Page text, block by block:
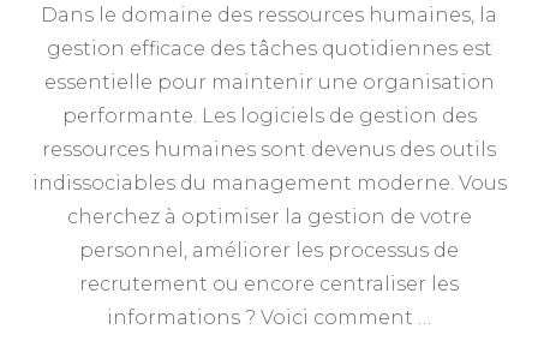
Dans le domaine des ressources humaines, la
gestion efficace des tâches quotidiennes est
essentielle pour maintenir une organisation
performante. Les logiciels de gestion des
ressources humaines sont devenus des outils
indissociables du management moderne. Vous
cherchez à optimiser la gestion de votre
personnel, améliorer les processus de
recrutement ou encore centraliser les
informations ? Voici comment …